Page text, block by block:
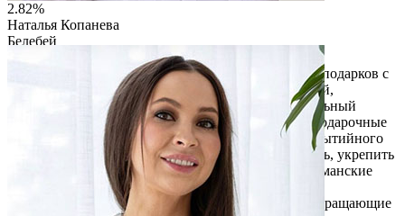
2.82%
Наталья Копанева
Белебей
ИП Копанева Наталья Геннадьевна
Kopaneva Deserts — бренд авторских шоколадных подарков с
посланием и проект в сфере креативных индустрий,
объединяющий гастрономию, дизайн и эмоциональный
маркетинг. Мы создаём шоколадные сувениры и подарочные
наборы для корпоративного, туристического и событийного
рынков, которые помогают выразить благодарность, укрепить
отношения и повысить узнаваемость бренда. Флагманские
продукты проекта — шоколадные учпочмаки с
предсказаниями и другие авторские решения, превращающие